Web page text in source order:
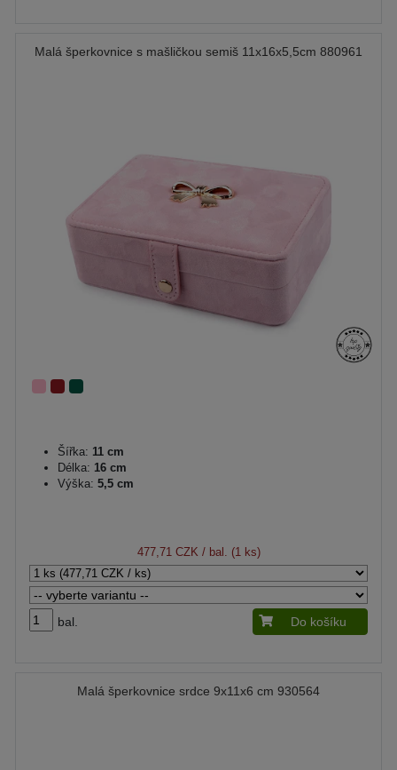
Malá šperkovnice s mašličkou semiš 11x16x5,5cm 880961
Šířka: 11 cm
Délka: 16 cm
Výška: 5,5 cm
477,71 CZK / bal. (1 ks)
bal. Do košíku
Malá šperkovnice srdce 9x11x6 cm 930564